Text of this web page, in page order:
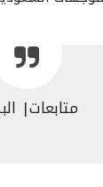
متابعات|